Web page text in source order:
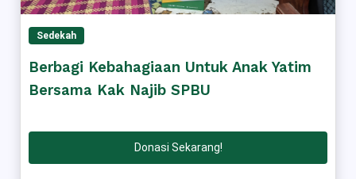
Sedekah
Berbagi Kebahagiaan Untuk Anak Yatim
Bersama Kak Najib SPBU
Donasi Sekarang!